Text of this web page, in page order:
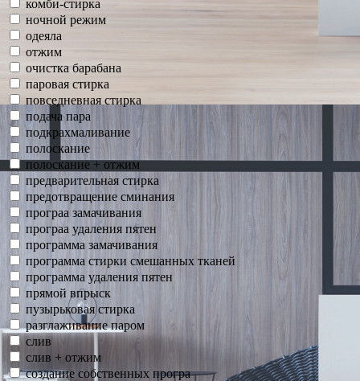
комби-стирка
ночной режим
одеяла
отжим
очистка барабана
паровая стирка
повседневная стирка
подача пара
подкрахмаливание
полоскание
полоскание + отжим
предварительная стирка
предотвращение сминания
програа замачивания
програа удаления пятен
программа замачивания
программа стирки смешанных тканей
программа удаления пятен
прямой впрыск
пузырьковая стирка
разглаживание паром
слив
слив + отжим
создание собственных програ